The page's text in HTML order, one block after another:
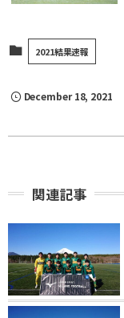
2021結果速報
December 18, 2021
関連記事